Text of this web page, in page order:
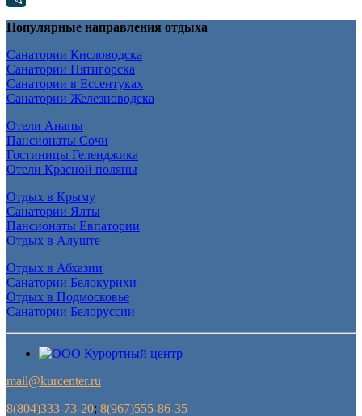
Популярные направления отдыха
Санатории Кисловодска
Санатории Пятигорска
Санатории в Ессентуках
Санатории Железноводска
Отели Анапы
Пансионаты Сочи
Гостиницы Геленджика
Отели Красной поляны
Отдых в Крыму
Санатории Ялты
Пансионаты Евпатории
Отдых в Алуште
Отдых в Абхазии
Санатории Белокурихи
Отдых в Подмосковье
Санатории Белоруссии
mail@kurcenter.ru
8(804)333-73-20; 8(967)555-86-35